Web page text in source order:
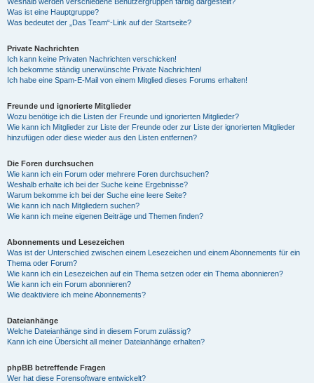
Was ist eine Hauptgruppe?
Was bedeutet der „Das Team“-Link auf der Startseite?
Private Nachrichten
Ich kann keine Privaten Nachrichten verschicken!
Ich bekomme ständig unerwünschte Private Nachrichten!
Ich habe eine Spam-E-Mail von einem Mitglied dieses Forums erhalten!
Freunde und ignorierte Mitglieder
Wozu benötige ich die Listen der Freunde und ignorierten Mitglieder?
Wie kann ich Mitglieder zur Liste der Freunde oder zur Liste der ignorierten Mitglieder
hinzufügen oder diese wieder aus den Listen entfernen?
Die Foren durchsuchen
Wie kann ich ein Forum oder mehrere Foren durchsuchen?
Weshalb erhalte ich bei der Suche keine Ergebnisse?
Warum bekomme ich bei der Suche eine leere Seite?
Wie kann ich nach Mitgliedern suchen?
Wie kann ich meine eigenen Beiträge und Themen finden?
Abonnements und Lesezeichen
Was ist der Unterschied zwischen einem Lesezeichen und einem Abonnements für ein
Thema oder Forum?
Wie kann ich ein Lesezeichen auf ein Thema setzen oder ein Thema abonnieren?
Wie kann ich ein Forum abonnieren?
Wie deaktiviere ich meine Abonnements?
Dateianhänge
Welche Dateianhänge sind in diesem Forum zulässig?
Kann ich eine Übersicht all meiner Dateianhänge erhalten?
phpBB betreffende Fragen
Wer hat diese Forensoftware entwickelt?